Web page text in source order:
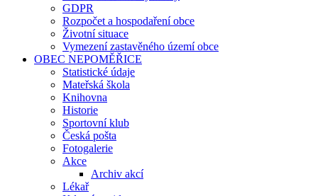
GDPR
Rozpočet a hospodaření obce
Životní situace
Vymezení zastavěného území obce
OBEC NEPOMĚŘICE
Statistické údaje
Mateřská škola
Knihovna
Historie
Sportovní klub
Česká pošta
Fotogalerie
Akce
Archiv akcí
Lékař